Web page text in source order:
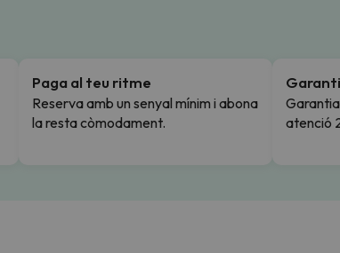
Paga al teu ritme
Reserva amb un senyal mínim i abona
la resta còmodament.
atenció